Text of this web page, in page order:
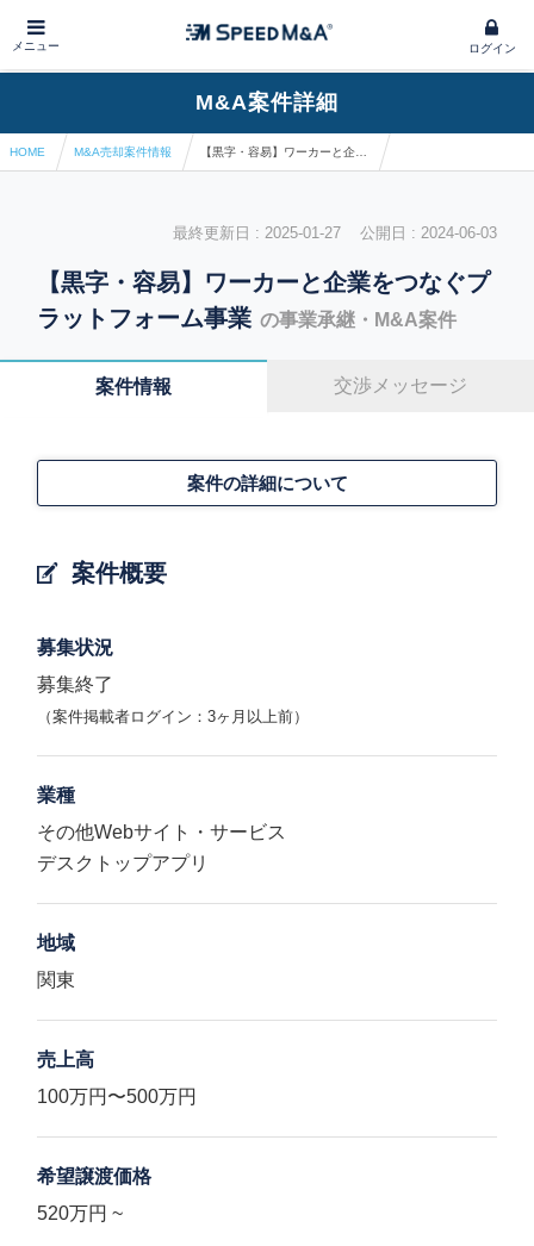
メニュー ログイン
M&A案件詳細
HOME M&A売却案件情報
最終更新日 : 2025-01-27 公開日 : 2024-06-03
【黒字・容易】ワーカーと企業をつなぐプ
ラットフォーム事業 の事業承継・M&A案件
案件情報 交渉メッセージ
案件概要
案件の詳細について
募集状況
募集終了
（案件掲載者ログイン：3ヶ月以上前）
業種
その他Webサイト・サービス
デスクトップアプリ
地域
関東
売上高
100万円〜500万円
希望譲渡価格
520万円 ~